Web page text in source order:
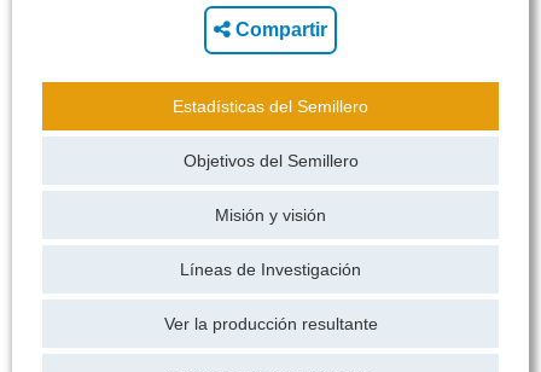
Compartir
Estadísticas del Semillero
Objetivos del Semillero
Misión y visión
Líneas de Investigación
Ver la producción resultante